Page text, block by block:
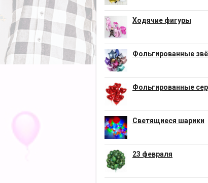
Ходячие фигуры
Фольгированные
Фольгированные
Светящиеся шарики
23 февраля